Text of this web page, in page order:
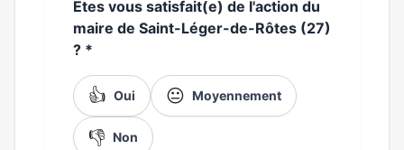
Etes vous satisfait(e) de l'action du
maire de Saint-Léger-de-Rôtes (27)
? *
👍 Oui 😐 Moyennement
👎 Non